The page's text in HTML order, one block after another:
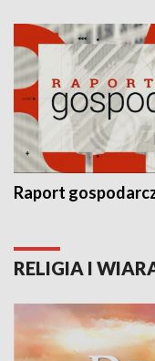
Raport
RELIGIA I